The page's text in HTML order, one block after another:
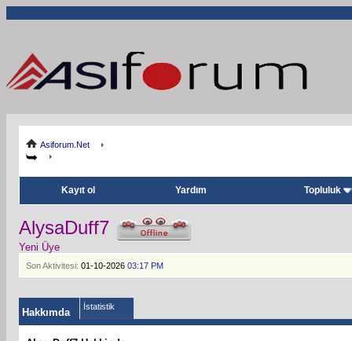
Asiforum.Net
Kayıt ol Yardım Topluluk
AlysaDuff7
Yeni Üye
Son Aktivitesi: 01-10-2026 03:17 PM
Hakkımda İstatistik